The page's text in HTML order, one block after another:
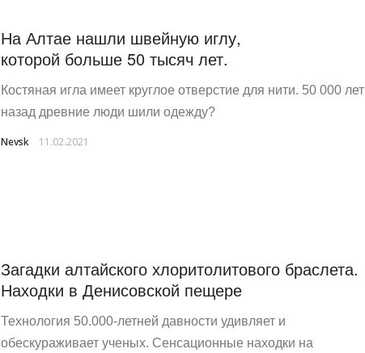
На Алтае нашли швейную иглу,
которой больше 50 тысяч лет.
Костяная игла имеет круглое отверстие для нити. 50 000 лет
назад древние люди шили одежду?
Nevsk 11.02.2021
Загадки алтайского хлоритолитового браслета.
Находки в Денисовской пещере
Технология 50.000-летней давности удивляет и
обескураживает ученых. Сенсационные находки на